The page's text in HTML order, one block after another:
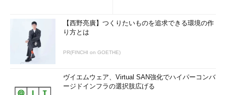
【西野亮廣】つくりたいものを追求できる環境の作
り方とは
PR(FINCHI on GOETHE)
ヴイエムウェア、Virtual SAN強化でハイパーコンバ
ージドインフラの選択肢広げる